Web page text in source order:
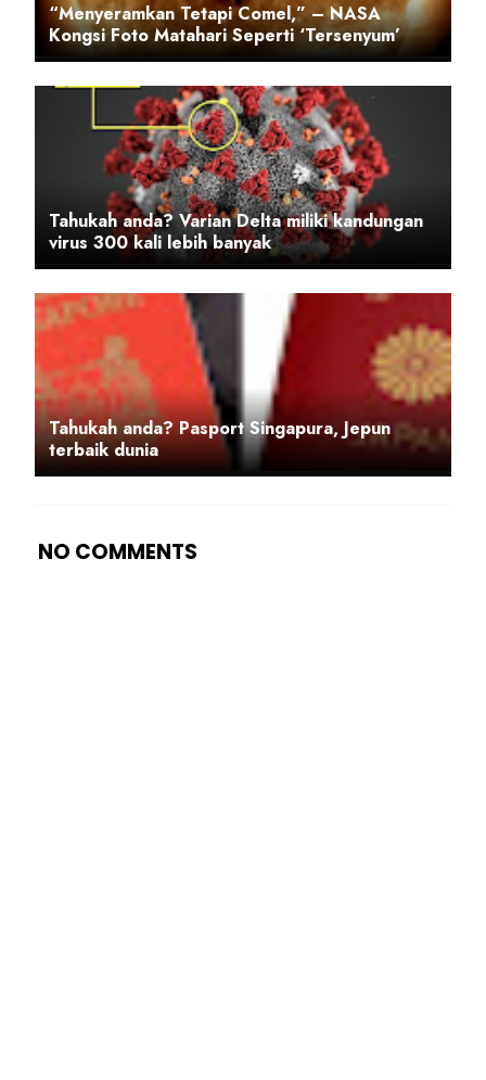
“Menyeramkan Tetapi Comel,” – NASA
Kongsi Foto Matahari Seperti ‘Tersenyum’
Tahukah anda? Varian Delta miliki kandungan
virus 300 kali lebih banyak
Tahukah anda? Pasport Singapura, Jepun
terbaik dunia
NO COMMENTS